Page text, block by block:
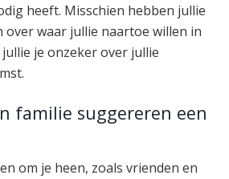
heeft. Misschien hebben jullie
over waar jullie naartoe willen in
je onzeker over jullie
familie suggereren een
om je heen, zoals vrienden en